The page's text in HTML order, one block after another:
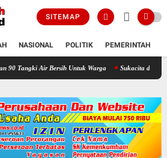
SITEMAP
NASIONAL POLITIK PEMERINTAH
: Posko Relawan Ganefo Tangen Mencatat